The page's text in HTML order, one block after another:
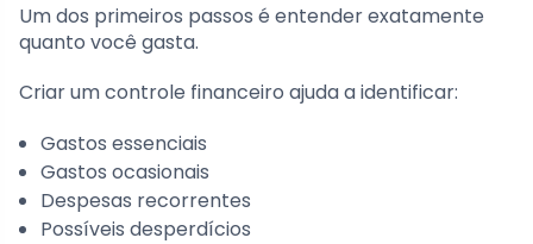
Um dos primeiros passos é entender exatamente
quanto você gasta.
Criar um controle financeiro ajuda a identificar:
Gastos essenciais
Gastos ocasionais
Despesas recorrentes
Possíveis desperdícios